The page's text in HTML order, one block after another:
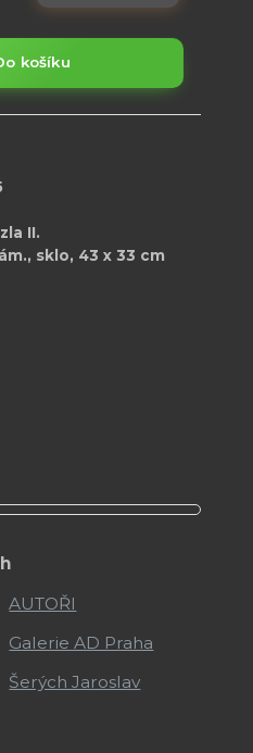
košíku
II.
sklo, 43 x 33 cm
AUTOŘI
Galerie AD Praha
Šerých Jaroslav